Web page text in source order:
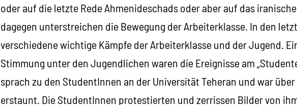
oder auf die letzte Rede Ahmenideschads oder aber auf das
dagegen unterstreichen die Bewegung der Arbeiterklasse. In den
verschiedene wichtige Kämpfe der Arbeiterklasse und der Jugend.
Stimmung unter den Jugendlichen waren die Ereignisse am
sprach zu den StudentInnen an der Universität Teheran und war
erstaunt. Die StudentInnen protestierten und zerrissen Bilder von